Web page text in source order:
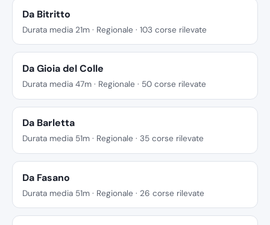
Da Bitritto
Durata media 21m · Regionale · 103 corse rilevate
Da Gioia del Colle
Durata media 47m · Regionale · 50 corse rilevate
Da Barletta
Durata media 51m · Regionale · 35 corse rilevate
Da Fasano
Durata media 51m · Regionale · 26 corse rilevate